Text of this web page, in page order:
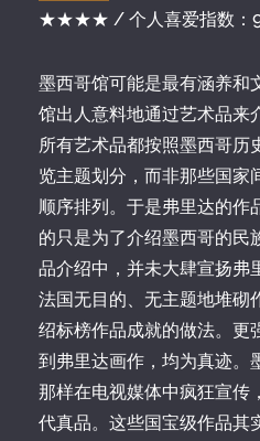
★★★★ / 个人喜爱指数：
墨西哥馆可能是最有涵养和
馆出人意料地通过艺术品来
所有艺术品都按照墨西哥历
览主题划分，而非那些国家
顺序排列。于是弗里达的作
的只是为了介绍墨西哥的民
品介绍中，并未大肆宣扬弗
法国无目的、无主题地堆砌
绍标榜作品成就的做法。更
到弗里达画作，均为真迹。
那样在电视媒体中疯狂宣传
代真品。这些国宝级作品其